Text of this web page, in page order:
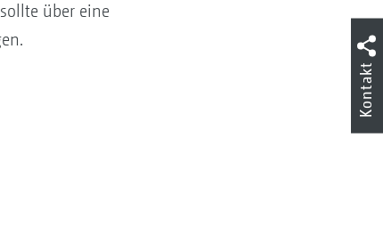
über eine
Kontakt